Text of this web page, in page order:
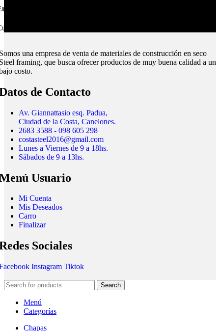
Montevideo e Interior.
todo el país.
una empresa de venta de materiales de construcción en seco
framing, que busca ofrecer productos de muy buena calidad a un
costo.
de Contacto
Av. Giannattasio esq. Padua,
Ciudad de la Costa, Canelones.
2683 3588 - 098 605 298
costasteel2016@gmail.com
Lunes a Viernes de 9 a 18hs.
Sábados de 9 a 13hs.
Usuario
Mi Cuenta
Mis Deseados
Carro
Finalizar
Sociales
Instagram Tiktok
Search
Menú
Categorías
Chapas